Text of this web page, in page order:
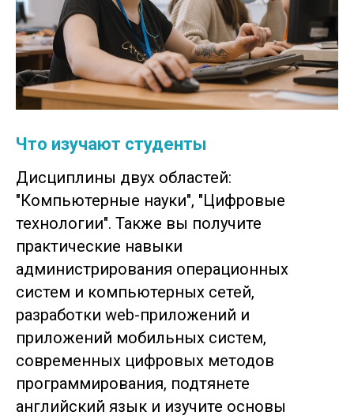
Что изучают студенты
Дисциплины двух областей:
"Компьютерные науки", "Цифровые
технологии". Также вы получите
практические навыки
администрирования операционных
систем и компьютерных сетей,
разработки web-приложений и
приложений мобильных систем,
современных цифровых методов
программирования, подтянете
английский язык и изучите основы